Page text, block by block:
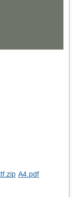
rtf.zip
a4.pdf